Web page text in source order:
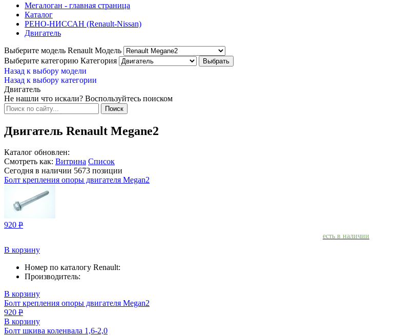
Мегалоган - главная страница
Каталог
РЕНО-НИССАН (Renault-Nissan)
Двигатель
Выберите модель Renault Модель
Выберите категорию Категория
Назад к выбору модели
Назад к выбору категории
Двигатель
Не нашли что искали? Воспользуйтесь поиском
Двигатель Renault Megane2
Каталог обновлен:
Смотреть как: Витрина Список
Сегодня в наличии 5673 позиции
Болт крепления опоры двигателя Megan2
920 Р
есть в наличии
В корзину
Номер по каталогу Renault:
Производитель:
В корзину
Болт крепления опоры двигателя Megan2
920 Р
В корзину
Болт шкива коленвала 1,6-2,0